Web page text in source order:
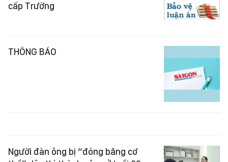
cấp Trường
THÔNG BÁO
Người đàn ông bị “đóng băng cơ